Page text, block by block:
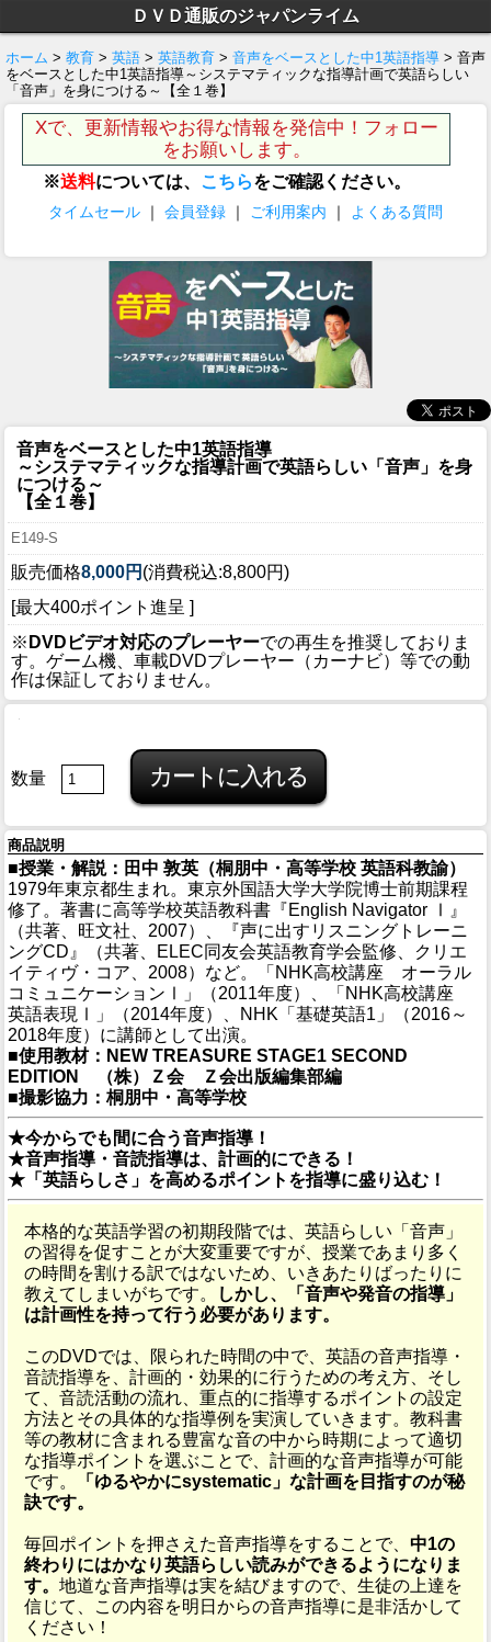
ＤＶＤ通販のジャパンライム
ホーム > 教育 > 英語 > 英語教育 > 音声をベースとした中1英語指導 > 音声
をベースとした中1英語指導～システマティックな指導計画で英語らしい
「音声」を身につける～【全１巻】
Xで、更新情報やお得な情報を発信中！フォロー
をお願いします。
※送料については、 こちらをご確認ください。
タイムセール ｜ 会員登録 ｜ ご利用案内 ｜ よくある質問
音声をベースとした中1英語指導
～システマティックな指導計画で英語らしい「音声」を身
につける～
【全１巻】
E149-S
販売価格8,000円 (消費税込:8,800円)
[最大400ポイント進呈 ]
※ DVDビデオ対応のプレーヤーでの再生を推奨しておりま
す。ゲーム機、車載DVDプレーヤー（カーナビ）等での動
作は保証しておりません。
数量
商品説明
■授業・解説：田中 敦英（桐朋中・高等学校 英語科教諭）
1979年東京都生まれ。東京外国語大学大学院博士前期課程
修了。著書に高等学校英語教科書『English Navigator Ⅰ』
（共著、旺文社、2007）、『声に出すリスニングトレーニ
ングCD』（共著、ELEC同友会英語教育学会監修、クリエ
イティヴ・コア、2008）など。「NHK高校講座 オーラル
コミュニケーションⅠ」（2011年度）、「NHK高校講座
英語表現Ⅰ」（2014年度）、NHK「基礎英語1」（2016～
2018年度）に講師として出演。
■使用教材：NEW TREASURE STAGE1 SECOND
EDITION （株）Ｚ会 Ｚ会出版編集部編
■撮影協力：桐朋中・高等学校
★今からでも間に合う音声指導！
★音声指導・音読指導は、計画的にできる！
★「英語らしさ」を高めるポイントを指導に盛り込む！
本格的な英語学習の初期段階では、英語らしい「音声」
の習得を促すことが大変重要ですが、授業であまり多く
の時間を割ける訳ではないため、いきあたりばったりに
教えてしまいがちです。
しかし、「音声や発音の指導」
は計画性を持って行う必要があります。
このDVDでは、限られた時間の中で、英語の音声指導・
音読指導を、計画的・効果的に行うための考え方、そし
て、音読活動の流れ、重点的に指導するポイントの設定
方法とその具体的な指導例を実演していきます。教科書
等の教材に含まれる豊富な音の中から時期によって適切
な指導ポイントを選ぶことで、計画的な音声指導が可能
です。
「ゆるやかにsystematic」な計画を目指すのが秘
訣です。
毎回ポイントを押さえた音声指導をすることで、 中1の
終わりにはかなり英語らしい読みができるようになりま
す。 地道な音声指導は実を結びますので、生徒の上達を
信じて、この内容を明日からの音声指導に是非活かして
ください！